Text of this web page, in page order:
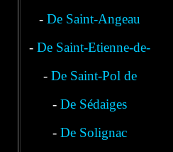
-De Saint-Angeau
-De Saint-Etienne-de-
Chomeil
- De Saint-Pol de
Nozières
-De Sédaiges
-De Solignac